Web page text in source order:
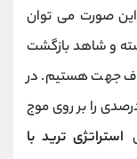
صورت می توان
و شاهد بازگشت
جهت هستیم. در
زیر می توانید ریتریس خارجی 161.8 درصدی را بر روی موج
استراتژی ترید با